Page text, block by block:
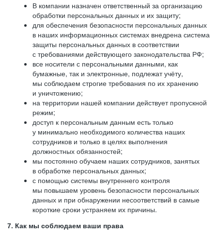
В компании назначен ответственный за организацию
обработки персональных данных и их защиту;
для обеспечения безопасности персональных данных
в наших информационных системах внедрена система
защиты персональных данных в соответствии
с требованиями действующего законодательства РФ;
все носители с персональными данными, как
бумажные, так и электронные, подлежат учёту,
мы соблюдаем строгие требования по их хранению
и уничтожению;
на территории нашей компании действует пропускной
режим;
доступ к персональным данным есть только
у минимально необходимого количества наших
сотрудников и только в целях выполнения
должностных обязанностей;
мы постоянно обучаем наших сотрудников, занятых
в обработке персональных данных;
с помощью системы внутреннего контроля
мы повышаем уровень безопасности персональных
данных и при обнаружении несоответствий в самые
короткие сроки устраняем их причины.
7. Как мы соблюдаем ваши права